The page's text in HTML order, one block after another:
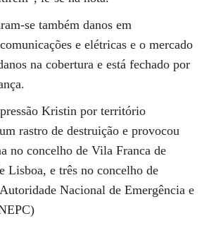
se também danos em
e elétricas e o mercado
na cobertura e está fechado por
Kristin por território
rastro de destruição e provocou
no concelho de Vila Franca de
Lisboa, e três no concelho de
Nacional de Emergência e